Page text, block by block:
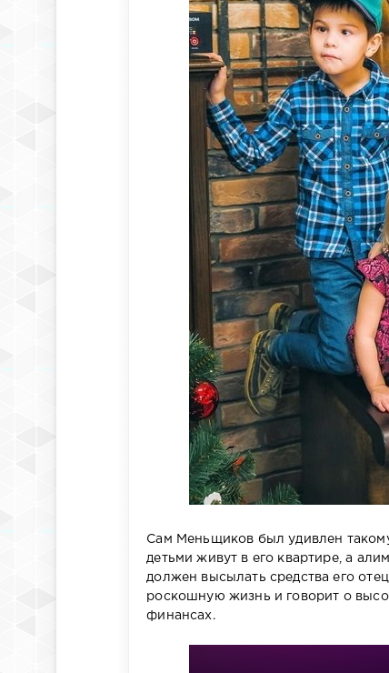
Сам Меньщиков был удивлен
детьми живут в его квартире, а
должен высылать средства его
роскошную жизнь и говорит о
финансах.